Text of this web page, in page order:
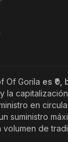
Of Gorila es ₹0,
la
en
suministro
volumen de